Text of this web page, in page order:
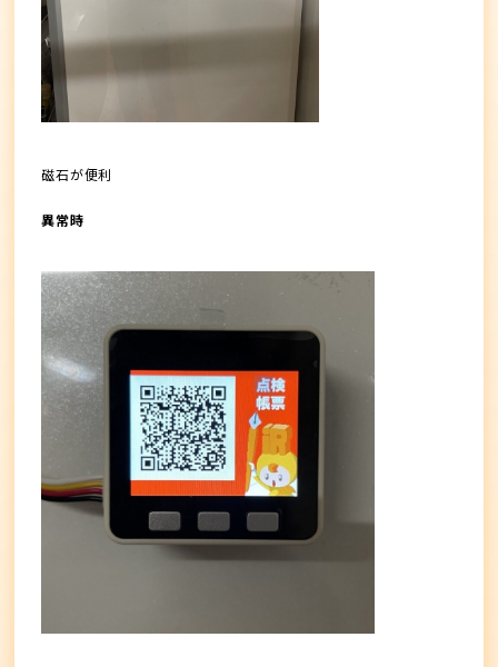
磁石が便利
異常時